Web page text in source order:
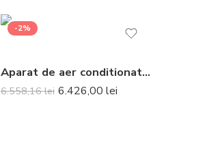
-2%
Aparat de aer conditionat tip duct Gree Ultra Thin R32 GUD35P-A-T-GUD35W-NhA-T Inverter 12000 BTU
6.558,16lei 6.426,00 lei